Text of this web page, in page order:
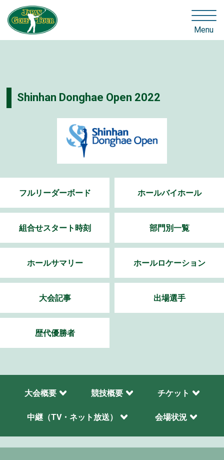
Menu
Shinhan Donghae Open 2022
フルリーダーボード ホールバイホール
組合せスタート時刻 部門別一覧
ホールサマリー ホールロケーション
大会記事 出場選手
歴代優勝者
大会概要 競技概要 チケット
中継（TV・ネット放送） 会場状況